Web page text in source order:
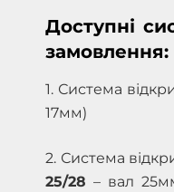
Доступні
замовлення:
1. Система
17мм)
2. Система
25/28 – вал